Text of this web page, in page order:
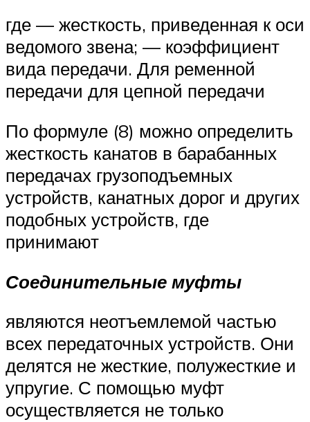
где — жесткость, приведенная к оси
ведомого звена; — коэффициент
вида передачи. Для ременной
передачи для цепной передачи
По формуле (8) можно определить
жесткость канатов в барабанных
передачах грузоподъемных
устройств, канатных дорог и других
подобных устройств, где
принимают
Соединительные муфты
являются неотъемлемой частью
всех передаточных устройств. Они
делятся не жесткие, полужесткие и
упругие. С помощью муфт
осуществляется не только